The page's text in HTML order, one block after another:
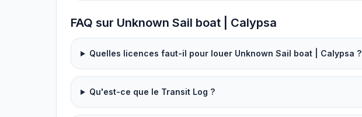
FAQ sur Unknown Sail boat | Calypsa
Quelles licences faut-il pour louer Unknown Sail boat | Calypsa ?
Qu'est-ce que le Transit Log ?